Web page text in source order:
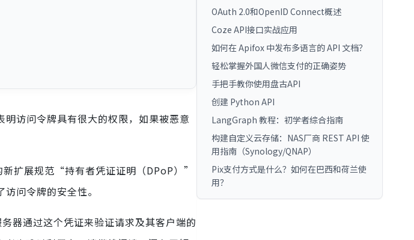
访问令牌具有很大的权限，如果被恶意
新扩展规范“持有者凭证证明（DPoP）”
问令牌的安全性。
器通过这个凭证来验证请求及其客户端的
OAuth 2.0和OpenID Connect概述
Coze API接口实战应用
如何在 Apifox 中发布多语言的 API 文档？
轻松掌握外国人微信支付的正确姿势
手把手教你使用盘古API
创建 Python API
LangGraph 教程：初学者综合指南
构建自定义云存储：NAS厂商 REST API 使
用指南（Synology/QNAP）
Pix支付方式是什么？如何在巴西和荷兰使
用？